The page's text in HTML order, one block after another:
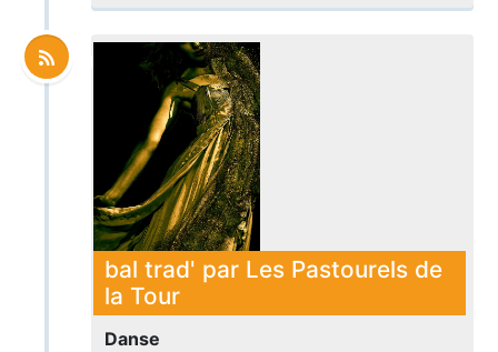
bal trad' par Les Pastourels de
la Tour
Danse